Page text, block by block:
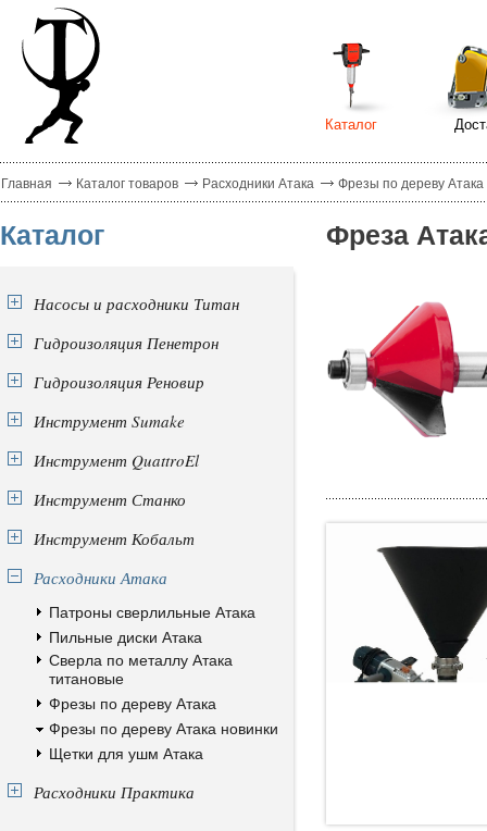
Каталог
Главная Каталог товаров Расходники Атака Фрезы по дереву Атака
Каталог
Насосы и расходники Титан
Гидроизоляция Пенетрон
Гидроизоляция Реновир
Инструмент Sumake
Инструмент QuattroEl
Инструмент Станко
Инструмент Кобальт
Расходники Атака
Патроны сверлильные Атака
Пильные диски Атака
Сверла по металлу Атака
титановые
Фрезы по дереву Атака
Фрезы по дереву Атака новинки
Щетки для ушм Атака
Расходники Практика
Фреза